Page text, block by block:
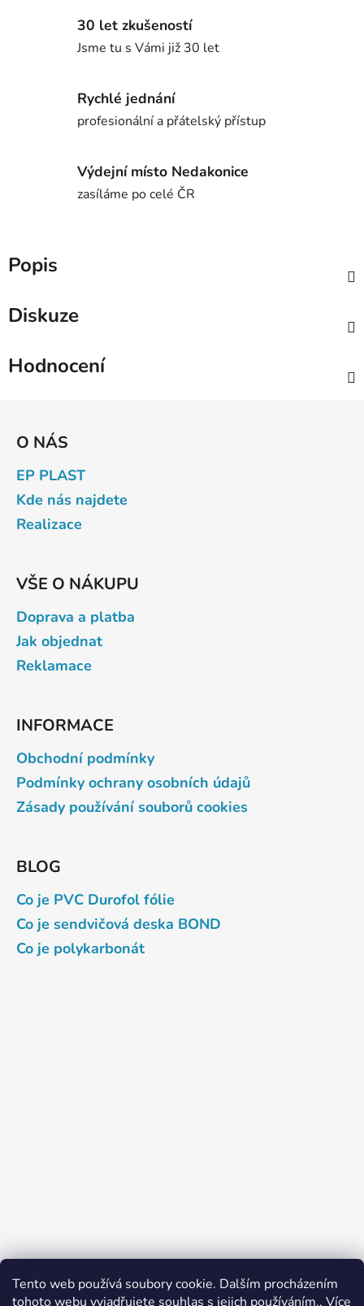
Tento web používá soubory cookie. Dalším procházením
tohoto webu vyjadřujete souhlas s jejich používáním.. Více
30 let zkušeností
Jsme tu s Vámi již 30 let
Rychlé jednání
profesionální a přátelský přístup
Výdejní místo Nedakonice
zasíláme po celé ČR
Popis
Diskuze
Hodnocení
O NÁS
EP PLAST
Kde nás najdete
Realizace
VŠE O NÁKUPU
Doprava a platba
Jak objednat
Reklamace
INFORMACE
Obchodní podmínky
Podmínky ochrany osobních údajů
Zásady používání souborů cookies
BLOG
Co je PVC Durofol fólie
Co je sendvičová deska BOND
Co je polykarbonát
Mapy.cz - ELIMA Plasty CZ >>
Firmy.cz - ELIMA Plasty CZ >>